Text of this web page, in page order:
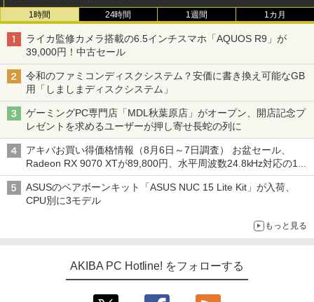
1時間 24時間 1週間 1カ月
ライカ監修カメラ搭載の6.5インチスマホ「AQUOS R9」が
39,000円！中古セール
令和のファミコンディスクシステム？安価に書き換え可能なGB
用「しましまディスクシステム」
ゲーミングPC専門店「MDL秋葉原店」がオープン、開店記念プ
レゼントを求めるユーザーが押し寄せ長蛇の列に
アキバお買い得価格情報（8月6日～7日調査） お盆セール、
Radeon RX 9070 XTが89,800円、水平周波数24.8kHz対応の17
型モニターが9,801円、暑さ指数連動セール ほか
ASUSのベアボーンキット「ASUS NUC 15 Lite Kit」が入荷、
CPU別に3モデル
もっと見る
AKIBA PC Hotline! をフォローする